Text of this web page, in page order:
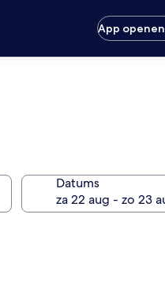
App openen
Datums